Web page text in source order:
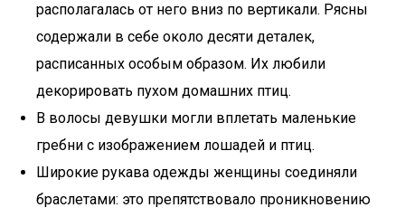
располагалась от него вниз по вертикали. Рясны
содержали в себе около десяти деталек,
расписанных особым образом. Их любили
декорировать пухом домашних птиц.
В волосы девушки могли вплетать маленькие
гребни с изображением лошадей и птиц.
Широкие рукава одежды женщины соединяли
браслетами: это препятствовало проникновению